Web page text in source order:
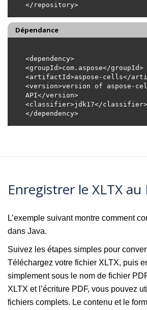
Dépendance
<version>version of aspose-
Enregistrer le XLTX au
L’exemple suivant montre comment
dans Java.
Suivez les étapes simples pour
Téléchargez votre fichier XLTX, puis
simplement sous le nom de fichier
XLTX et l’écriture PDF, vous pouvez
fichiers complets. Le contenu et le